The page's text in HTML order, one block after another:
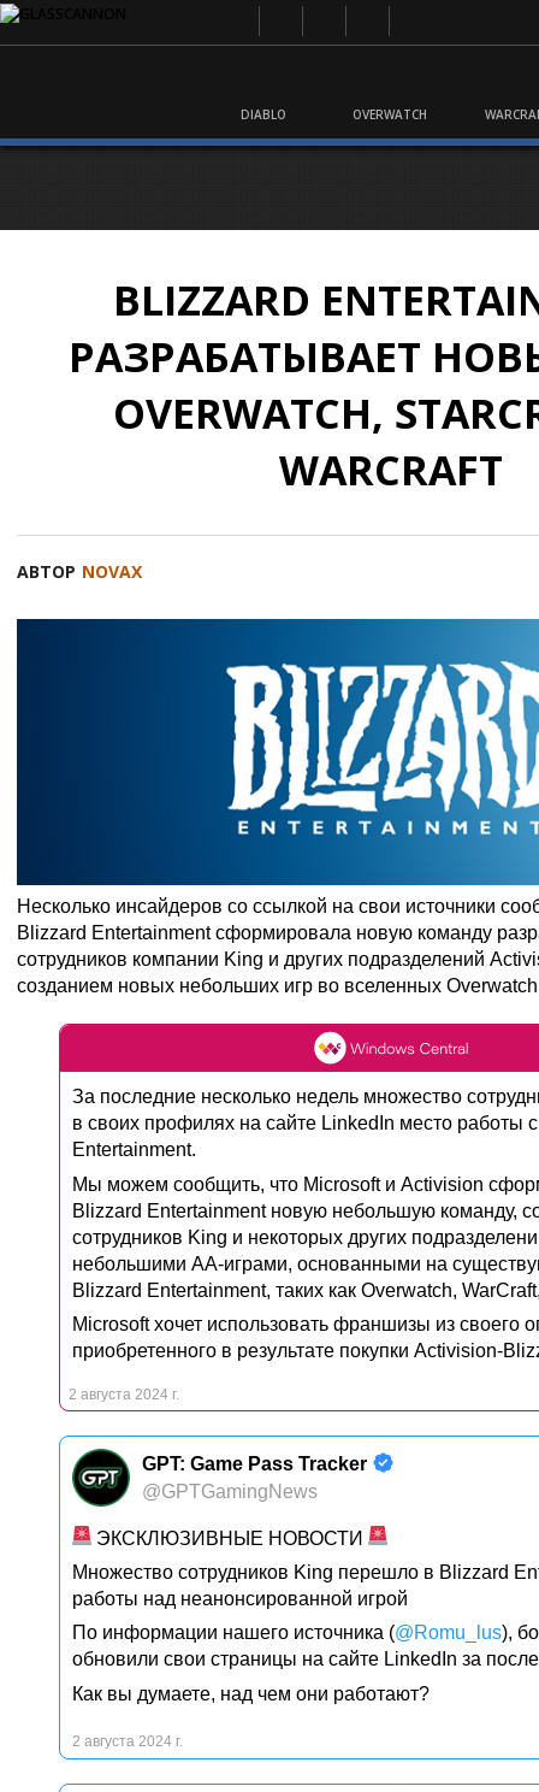
DIABLO OVERWATCH
BLIZZARD
РАЗРАБАТЫВАЕТ
OVERWATCH,
WARCRAFT
АВТОР NOVAX
Несколько инсайдеров со ссылкой на свои источники
Blizzard Entertainment сформировала новую команду
сотрудников компании King и других подразделений
созданием новых небольших игр во вселенных
За последние несколько недель множество
в своих профилях на сайте LinkedIn место работы
Entertainment.
Мы можем сообщить, что Microsoft и Activision
Blizzard Entertainment новую небольшую команду,
сотрудников King и некоторых других
небольшими AA-играми, основанными на
Blizzard Entertainment, таких как Overwatch,
Microsoft хочет использовать франшизы из своего
приобретенного в результате покупки Activision-
2 августа 2024 г.
GPT: Game Pass Tracker
@GPTGamingNews
ЭКСКЛЮЗИВНЫЕ НОВОСТИ
Множество сотрудников King перешло в Blizzard
работы над неанонсированной игрой
По информации нашего источника (@Romu_lus),
обновили свои страницы на сайте LinkedIn за
Как вы думаете, над чем они работают?
2 августа 2024 г.